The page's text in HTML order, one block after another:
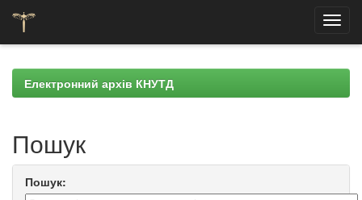
navigationЕлектронний архів КНУТД
Пошук
Пошук: